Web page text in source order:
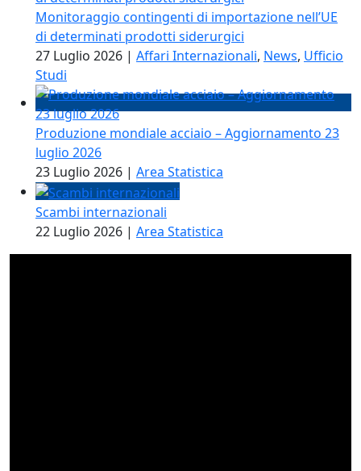
Monitoraggio contingenti di importazione nell’UE
di determinati prodotti siderurgici
27 Luglio 2026 | Affari Internazionali, News, Ufficio
Studi
Produzione mondiale acciaio – Aggiornamento 23
luglio 2026
23 Luglio 2026 | Area Statistica
Scambi internazionali
22 Luglio 2026 | Area Statistica